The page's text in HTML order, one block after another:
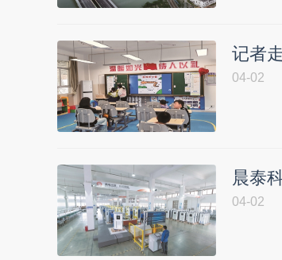
记者
04-02
晨泰
04-02